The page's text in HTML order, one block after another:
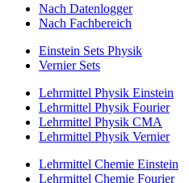
Nach Datenlogger
Nach Fachbereich
Einstein Sets Physik
Vernier Sets
Lehrmittel Physik Einstein
Lehrmittel Physik Fourier
Lehrmittel Physik CMA
Lehrmittel Physik Vernier
Lehrmittel Chemie Einstein
Lehrmittel Chemie Fourier